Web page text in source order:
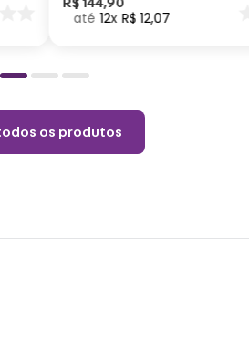
R$ 144,90
12 R$ 12,07
os produtos